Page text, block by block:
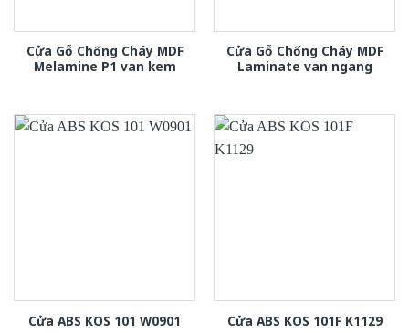
Cửa Gỗ Chống Cháy MDF
Melamine P1 van kem
Cửa Gỗ Chống Cháy MDF
Laminate van ngang
Cửa ABS KOS 101 W0901 Cửa ABS KOS 101F K1129